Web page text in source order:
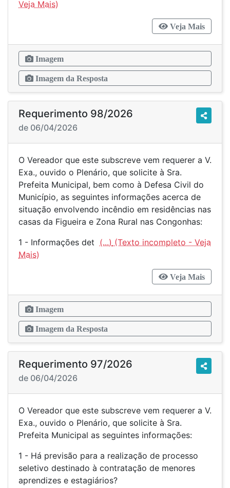
Veja Mais
Imagem
Imagem da Resposta
Requerimento 98/2026
de 06/04/2026
O Vereador que este subscreve vem requerer a V.
Exa., ouvido o Plenário, que solicite à Sra.
Prefeita Municipal, bem como à Defesa Civil do
Município, as seguintes informações acerca de
situação envolvendo incêndio em residências nas
casas da Figueira e Zona Rural nas Congonhas:
1 - Informações det (...)
Veja Mais
Imagem
Imagem da Resposta
Requerimento 97/2026
de 06/04/2026
O Vereador que este subscreve vem requerer a V.
Exa., ouvido o Plenário, que solicite à Sra.
Prefeita Municipal as seguintes informações:
1 - Há previsão para a realização de processo
seletivo destinado à contratação de menores
aprendizes e estagiários?